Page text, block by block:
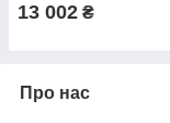
13 002 ₴
Про нас